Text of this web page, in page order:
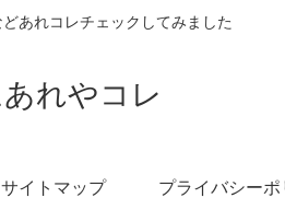
あれコレチェックしてみました
れやコレ
サイトマップ プライバシーポ